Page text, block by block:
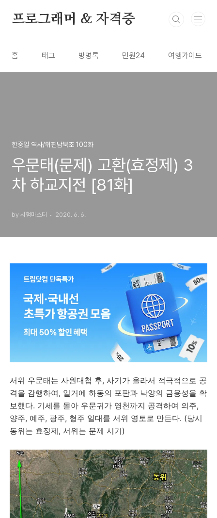
프로그래머 & 자격증
홈 태그 방명록 민원24 여행가이드
한중일 역사/위진남북조 100화
우문태(문제) 고환(효정제) 3
차 하교지전 [81화]
by 시험마스터 2020. 6. 6.
서위 우문태는 사원대첩 후, 사기가 올라서 적극적으로 공
격을 감행하여, 일거에 하동의 포판과 낙양의 금용성을 확
보했다. 기세를 몰아 우문귀가 영천까지 공격하여 의주,
양주, 예주, 광주, 형주 일대를 서위 영토로 만든다. (당시
동위는 효정제, 서위는 문제 시기)